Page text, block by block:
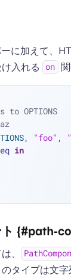
に加えて、
入れる
on
to OPTIONS
, "foo" ,
in
ト {#path-
、
タイプは文